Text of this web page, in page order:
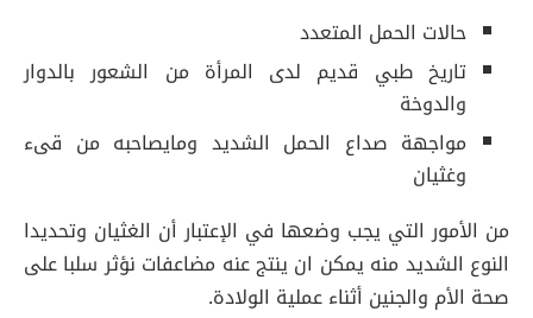
حالات الحمل المتعدد
تاريخ طبي قديم لدى المرأة من الشعور بالدوار
والدوخة
مواجهة صداع الحمل الشديد ومايصاحبه من قىء
وغثيان
من الأمور التي يجب وضعها في الإعتبار أن الغثيان وتحديدا
النوع الشديد منه يمكن ان ينتج عنه مضاعفات نؤثر سلبا على
صحة الأم والجنين أثناء عملية الولادة.